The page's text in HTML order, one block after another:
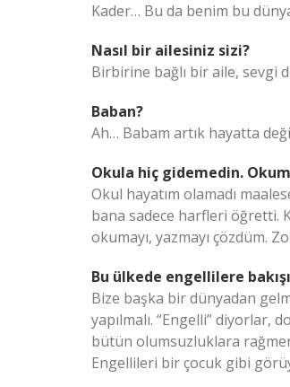
Kader… Bu da benim bu
Nasıl bir ailesiniz sizi?
Birbirine bağlı bir aile, sevgi
Baban?
Ah… Babam artık hayatta
Okula hiç gidemedin.
Okul hayatım olamadı
bana sadece harfleri öğretti.
okumayı, yazmayı çözdüm.
Bu ülkede engellilere
Bize başka bir dünyadan
yapılmalı. “Engelli” diyorlar,
bütün olumsuzluklara
Engellileri bir çocuk gibi